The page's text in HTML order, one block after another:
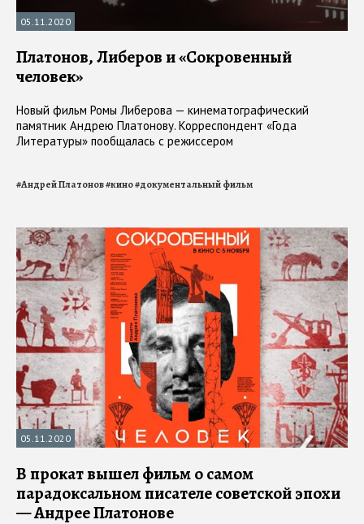
05.11.2020
Платонов, Либеров и «Сокровенный
человек»
Новый фильм Ромы Либерова — кинематографический
памятник Андрею Платонову. Корреспондент «Года
Литературы» пообщалась с режиссером
#Андрей Платонов#кино#документальный фильм
05.11.2020
В прокат вышел фильм о самом
парадоксальном писателе советской эпохи
— Андрее Платонове